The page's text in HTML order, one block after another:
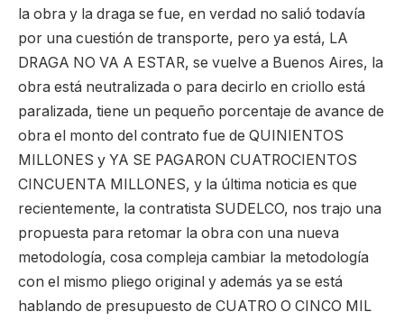
la obra y la draga se fue, en verdad no salió todavía
por una cuestión de transporte, pero ya está, LA
DRAGA NO VA A ESTAR, se vuelve a Buenos Aires, la
obra está neutralizada o para decirlo en criollo está
paralizada, tiene un pequeño porcentaje de avance de
obra el monto del contrato fue de QUINIENTOS
MILLONES y YA SE PAGARON CUATROCIENTOS
CINCUENTA MILLONES, y la última noticia es que
recientemente, la contratista SUDELCO, nos trajo una
propuesta para retomar la obra con una nueva
metodología, cosa compleja cambiar la metodología
con el mismo pliego original y además ya se está
hablando de presupuesto de CUATRO O CINCO MIL